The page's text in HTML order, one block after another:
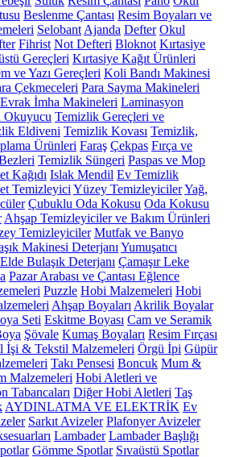
Beslenme Çantası Resim Boyaları ve
Selobant Ajanda Defter Okul
Fihrist Not Defteri Bloknot Kırtasiye
Gereçleri Kırtasiye Kağıt Ürünleri
ve Yazı Gereçleri Koli Bandı Makinesi
Çekmeceleri Para Sayma Makineleri
Evrak İmha Makineleri Laminasyon
Okuyucu Temizlik Gereçleri ve
Eldiveni Temizlik Kovası Temizlik,
Ürünleri Faraş Çekpas Fırça ve
Temizlik Süngeri Paspas ve Mop
Kağıdı Islak Mendil Ev Temizlik
Temizleyici Yüzey TemizleyicilerYağ,
Çubuklu Oda Kokusu Oda Kokusu
Ahşap Temizleyiciler ve Bakım Ürünleri
Temizleyiciler Mutfak ve Banyo
Makinesi Deterjanı Yumuşatıcı
Elde Bulaşık Deterjanı Çamaşır Leke
Pazar Arabası ve Çantası Eğlence
Puzzle Hobi Malzemeleri Hobi
Ahşap Boyaları Akrilik Boyalar
Seti Eskitme Boyası Cam ve Seramik
Şövale Kumaş Boyaları Resim Fırçası
İşi & Tekstil Malzemeleri Örgü İpi Güpür
Takı Pensesi Boncuk Mum &
Malzemeleri Hobi Aletleri ve
Tabancaları Diğer Hobi Aletleri Taş
AYDINLATMA VE ELEKTRİK Ev
Sarkıt Avizeler Plafonyer Avizeler
Lambader Lambader Başlığı
Gömme Spotlar Sıvaüstü Spotlar